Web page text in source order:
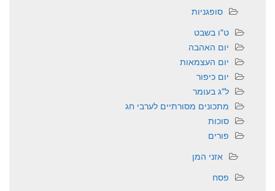
סופגניות
ט"ו בשבט
יום האהבה
יום העצמאות
יום כיפור
ל"ג בעומר
מתכונים מסורתיים לערבי חג
סוכות
פורים
אזני המן
פסח